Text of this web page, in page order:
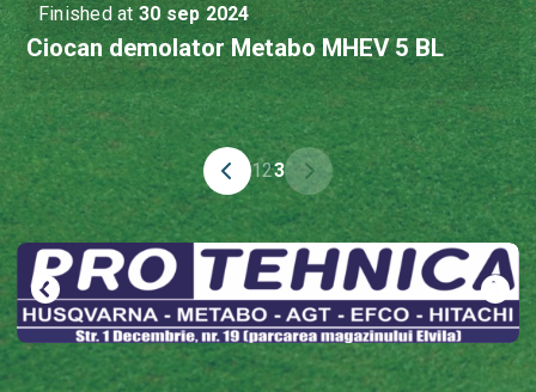
Finished at30 sep 2024
Ciocan demolator Metabo MHEV 5 BL
123